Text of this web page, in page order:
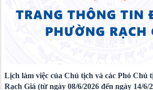
Lịch làm việc của Chủ tịch và các Phó Chủ
Rạch Giá (từ ngày 08/6/2026 đến ngày 14/6/